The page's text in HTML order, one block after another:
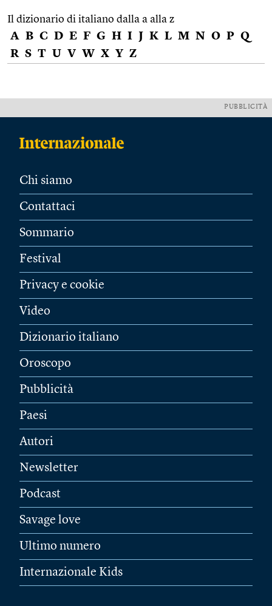
Il dizionario di italiano dalla a alla z
A B C D E F G H I J K L M N O P Q
R S T U V W X Y Z
PUBBLICITÀ
Chi siamo
Contattaci
Sommario
Festival
Privacy e cookie
Video
Dizionario italiano
Oroscopo
Pubblicità
Paesi
Autori
Newsletter
Podcast
Savage love
Ultimo numero
Internazionale Kids